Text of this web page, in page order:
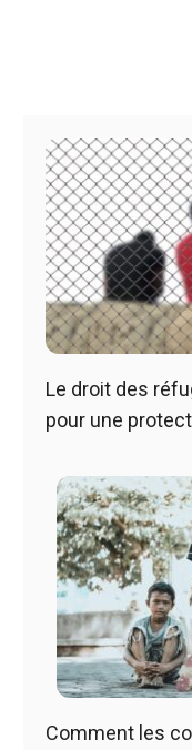
Le droit des
pour une
Comment les